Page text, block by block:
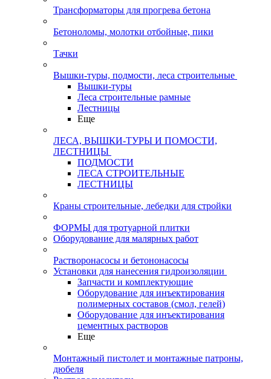
Трансформаторы для прогрева бетона
Бетоноломы, молотки отбойные, пики
Тачки
Вышки-туры, подмости, леса строительные
Вышки-туры
Леса строительные рамные
Лестницы
Еще
ЛЕСА, ВЫШКИ-ТУРЫ И ПОМОСТИ,
ЛЕСТНИЦЫ
ПОДМОСТИ
ЛЕСА СТРОИТЕЛЬНЫЕ
ЛЕСТНИЦЫ
Краны строительные, лебедки для стройки
ФОРМЫ для тротуарной плитки
Оборудование для малярных работ
Растворонасосы и бетононасосы
Установки для нанесения гидроизоляции
Запчасти и комплектующие
Оборудование для инъектирования
полимерных составов (смол, гелей)
Оборудование для инъектирования
цементных растворов
Еще
Монтажный пистолет и монтажные патроны,
дюбеля